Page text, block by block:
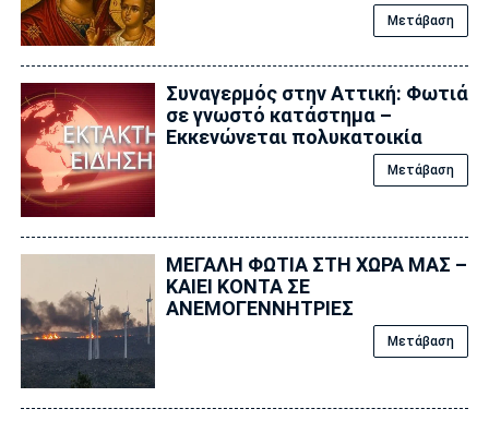
Μετάβαση
Συναγερμός στην Αττική: Φωτιά
σε γνωστό κατάστημα –
Εκκενώνεται πολυκατοικία
Μετάβαση
ΜΕΓΑΛΗ ΦΩΤΙΑ ΣΤΗ ΧΩΡΑ ΜΑΣ –
ΚΑΙΕΙ ΚΟΝΤΑ ΣΕ
ΑΝΕΜΟΓΕΝΝΗΤΡΙΕΣ
Μετάβαση